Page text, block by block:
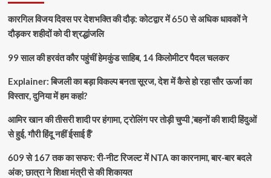
कारगिल विजय दिवस पर देशभक्ति की दौड़: कोटद्वार में 650 से अधिक धावकों ने
दौड़कर शहीदों को दी श्रद्धांजलि
99 साल की हरवंत कौर पहुंचीं हेमकुंड साहिब, 14 किलोमीटर पैदल चलकर
Explainer: बिजली का बड़ा विकल्प बनता सूरज, देश में कैसे हो रहा सौर ऊर्जा का
विस्तार, दुनिया में हम कहां?
आमिर खान की तीसरी शादी पर हंगामा, ट्रोलिंग पर तोड़ी चुप्पी ,’बहनों की शादी हिंदुओं
से हुई, गौरी हिंदू नहीं ईसाई हैं’
609 से 167 तक का सफर: री-नीट रिजल्ट में NTA का कारनामा, बार-बार बदले
अंक; छात्रा ने शिक्षा मंत्री से की शिकायत